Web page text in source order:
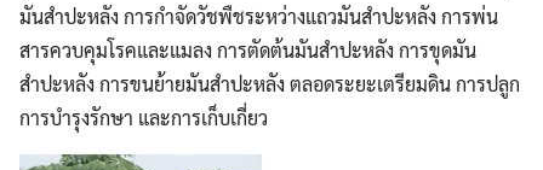
มันสำปะหลัง การกำจัดวัชพืชระหว่างแถวมันสำปะหลัง การพ่น
สารควบคุมโรคและแมลง การตัดต้นมันสำปะหลัง การขุดมัน
สำปะหลัง การขนย้ายมันสำปะหลัง ตลอดระยะเตรียมดิน การปลูก
การบำรุงรักษา และการเก็บเกี่ยว